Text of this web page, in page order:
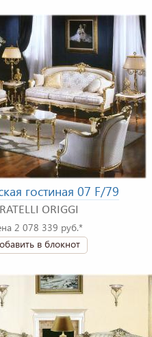
гостиная 07 F/79
ORIGGI
2 078 339 руб.*
в блокнот